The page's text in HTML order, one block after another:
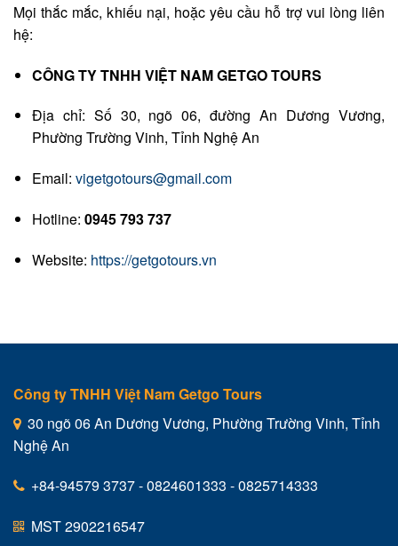
Mọi thắc mắc, khiếu nại, hoặc yêu cầu hỗ trợ vui lòng liên
hệ:
CÔNG TY TNHH VIỆT NAM GETGO TOURS
Địa chỉ: Số 30, ngõ 06, đường An Dương Vương,
Phường Trường Vinh, Tỉnh Nghệ An
Email: vigetgotours@gmail.com
Hotline: 0945 793 737
Website: https://getgotours.vn
Công ty TNHH Việt Nam Getgo Tours
30 ngõ 06 An Dương Vương, Phường Trường Vinh, Tỉnh
Nghệ An
+84-94579 3737 - 0824601333 - 0825714333
MST 2902216547